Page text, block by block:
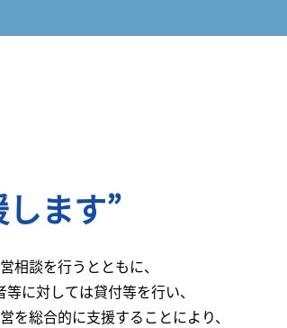
ます”
相談を行うとともに、
に対しては貸付等を行い、
総合的に支援することにより、